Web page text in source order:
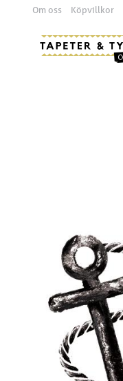
Om oss Köpvillkor